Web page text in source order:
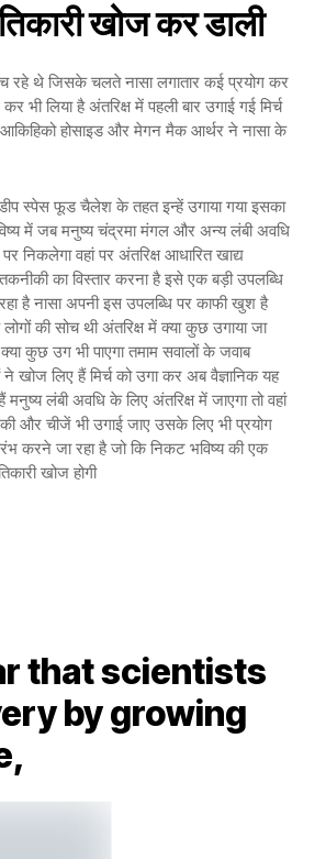
खोज कर डाली
रहे थे जिसके चलते नासा लगातार कई प्रयोग कर
भी लिया है अंतरिक्ष में पहली बार उगाई गई मिर्च
आकिहिको होसाइड और मेगन मैक आर्थर ने नासा के
स्पेस फूड चैलेश के तहत इन्हें उगाया गया इसका
में जब मनुष्य चंद्रमा मंगल और अन्य लंबी अवधि
निकलेगा वहां पर अंतरिक्ष आधारित खाद्य
का विस्तार करना है इसे एक बड़ी उपलब्धि
रहा है नासा अपनी इस उपलब्धि पर काफी खुश है
की सोच थी अंतरिक्ष में क्या कुछ उगाया जा
कुछ उग भी पाएगा तमाम सवालों के जवाब
ने खोज लिए हैं मिर्च को उगा कर अब वैज्ञानिक यह
मनुष्य लंबी अवधि के लिए अंतरिक्ष में जाएगा तो वहां
और चीजें भी उगाई जाए उसके लिए भी प्रयोग
करने जा रहा है जो कि निकट भविष्य की एक
खोज होगी
that scientists
by growing